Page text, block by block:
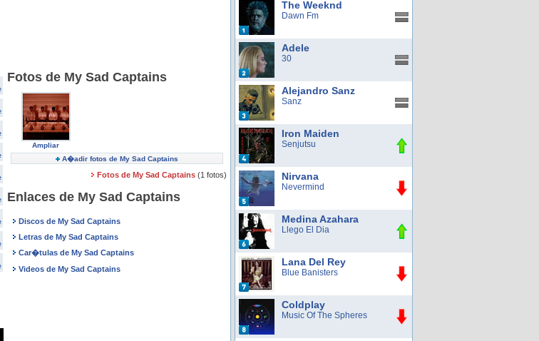
Fotos de My Sad Captains
Ampliar
A�adir fotos de My Sad Captains
Fotos de My Sad Captains (1 fotos)
Enlaces de My Sad Captains
Discos de My Sad Captains
Letras de My Sad Captains
Car�tulas de My Sad Captains
Videos de My Sad Captains
The Weeknd
Dawn Fm
Adele
30
Alejandro Sanz
Sanz
Iron Maiden
Senjutsu
Nirvana
Nevermind
Medina Azahara
Llego El Dia
Lana Del Rey
Blue Banisters
Coldplay
Music Of The Spheres